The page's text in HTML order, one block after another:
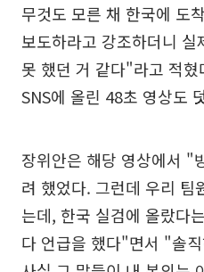
무것도 모른 채 한국에 도
보도하라고 강조하더니
못 했던 거 같다"라고 적
SNS에 올린 48초 영상도
장위안은 해당 영상에서 "
려 했었다. 그런데 우리 팀
는데, 한국 실검에 올랐다
다 언급을 했다"면서 "솔